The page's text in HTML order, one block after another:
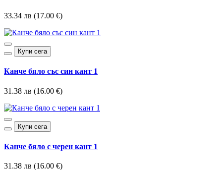
33.34 лв (17.00 €)
Купи сега
Канче бяло със син кант 1
31.38 лв (16.00 €)
Купи сега
Канче бяло с черен кант 1
31.38 лв (16.00 €)